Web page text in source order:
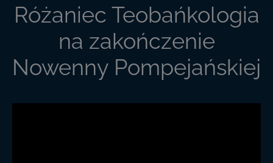
Różaniec Teobańkologia
na zakończenie
Nowenny Pompejańskiej